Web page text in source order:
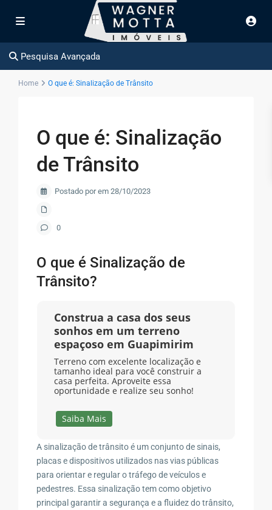
Pesquisa Avançada
Home O que é: Sinalização de Trânsito
O que é: Sinalização
de Trânsito
Postado por em 28/10/2023
0
O que é Sinalização de
Trânsito?
Construa a casa dos seus
sonhos em um terreno
espaçoso em Guapimirim
Terreno com excelente localização e
tamanho ideal para você construir a
casa perfeita. Aproveite essa
oportunidade e realize seu sonho!
Saiba Mais
A sinalização de trânsito é um conjunto de sinais,
placas e dispositivos utilizados nas vias públicas
para orientar e regular o tráfego de veículos e
pedestres. Essa sinalização tem como objetivo
principal garantir a segurança e a fluidez do trânsito,